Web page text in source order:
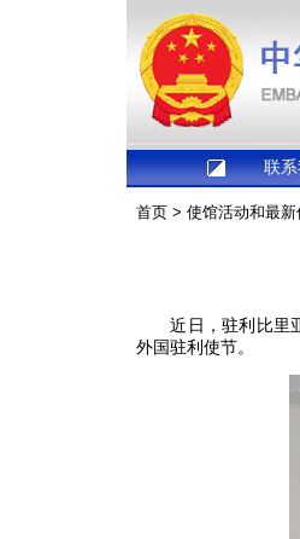
联
首页 > 使馆活动和最新
近日，驻利比里亚
外国驻利使节。